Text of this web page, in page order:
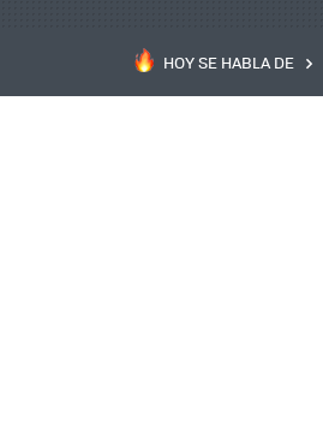
HOY SE HABLA DE